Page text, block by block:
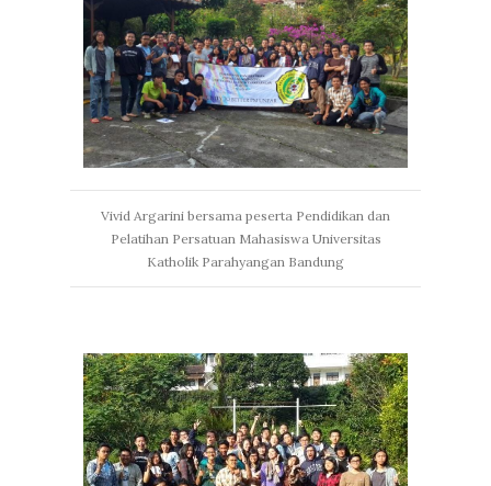
Vivid Argarini bersama peserta Pendidikan dan
Pelatihan Persatuan Mahasiswa Universitas
Katholik Parahyangan Bandung